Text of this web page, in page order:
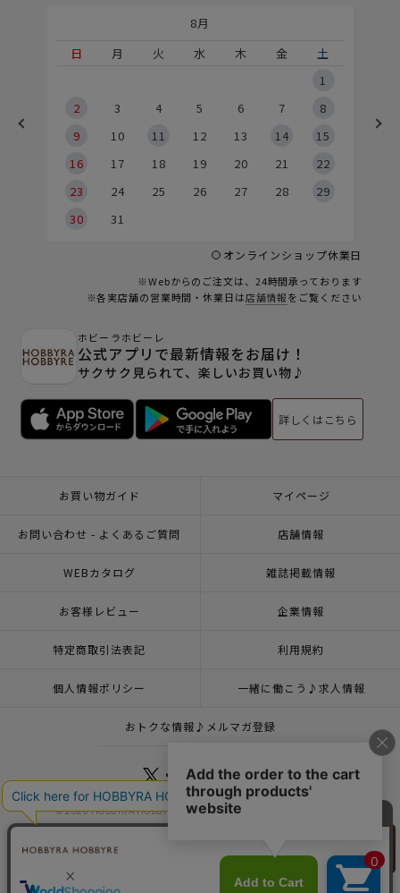
フェア
8月
日
月 火 水 木 金
土
1
2
3 4 5 6 7
8
9
10 11 12 13 14
15
16
17 18 19 20 21
22
23
24 25 26 27 28
29
30
31
オンラインショップ休業日
※Webからのご注文は、24時間承っております
※各実店舗の営業時間・休業日は店舗情報をご覧ください
ホビーラホビーレ
公式アプリで最新情報をお届け！
サクサク見られて、楽しいお買い物♪
詳しくはこちら
お買い物ガイド マイページ
お問い合わせ - よくあるご質問 店舗情報
WEBカタログ 雑誌掲載情報
お客様レビュー 企業情報
特定商取引法表記 利用規約
個人情報ポリシー 一緒に働こう♪求人情報
おトクな情報♪メルマガ登録
© 2026 HOBBYRA HOBBYRE CORPORATION ALL Rights Reserved